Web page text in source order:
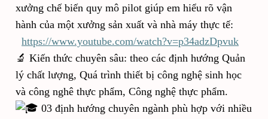
xưởng chế biến quy mô pilot giúp em hiểu rõ vận
hành của một xưởng sản xuất và nhà máy thực tế:
https://www.youtube.com/watch?v=p34adzDpvuk
🔬 Kiến thức chuyên sâu: theo các định hướng Quản
lý chất lượng, Quá trình thiết bị công nghệ sinh học
và công nghê thực phẩm, Công nghệ thực phẩm.
03 định hướng chuyên ngành phù hợp với nhiều